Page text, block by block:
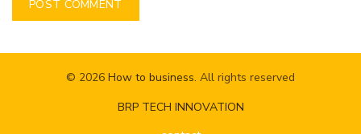
© 2026 How to business. All rights reserved
BRP TECH INNOVATION